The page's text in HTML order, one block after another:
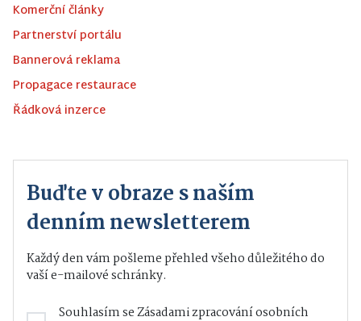
Komerční články
Partnerství portálu
Bannerová reklama
Propagace restaurace
Řádková inzerce
Buďte v obraze s naším
denním newsletterem
Každý den vám pošleme přehled všeho důležitého do
vaší e-mailové schránky.
Souhlasím seZásadami zpracování osobních